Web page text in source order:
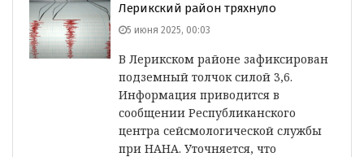
Лерикский район тряхнуло
5 июня 2025, 00:03
В Лерикском районе зафиксирован
подземный толчок силой 3,6.
Информация приводится в
сообщении Республиканского
центра сейсмологической службы
при НАНА. Уточняется, что